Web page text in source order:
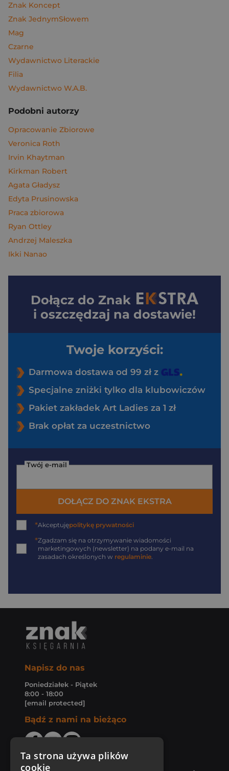
Znak Koncept
Znak JednymSłowem
Mag
Czarne
Wydawnictwo Literackie
Filia
Wydawnictwo W.A.B.
Podobni autorzy
Opracowanie Zbiorowe
Veronica Roth
Irvin Khaytman
Kirkman Robert
Agata Gładysz
Edyta Prusinowska
Praca zbiorowa
Ryan Ottley
Andrzej Maleszka
Ikki Nanao
Dołącz do Znak
i oszczędzaj na dostawie!
Twoje korzyści:
Darmowa dostawa od 99 zł z
Specjalne zniżki tylko dla klubowiczów
Pakiet zakładek Art Ladies za 1 zł
Brak opłat za uczestnictwo
Twój e-mail
DOŁĄCZ DO ZNAK EKSTRA
*Akceptujępolitykę prywatności
*Zgadzam się na otrzymywanie wiadomości
marketingowych (newsletter) na podany e-mail na
zasadach określonych w regulaminie.
Napisz do nas
Poniedziałek - Piątek
8:00 - 18:00
[email protected]
Bądź z nami na bieżąco
Ta strona używa plików
cookie